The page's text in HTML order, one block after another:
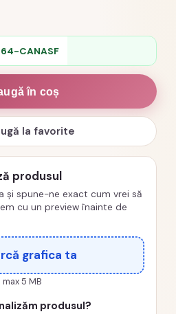
CANASF
în coș
la favorite
produsul
și spune-ne exact cum vrei să
cu un preview înainte de
grafica ta
max 5 MB
produsul?